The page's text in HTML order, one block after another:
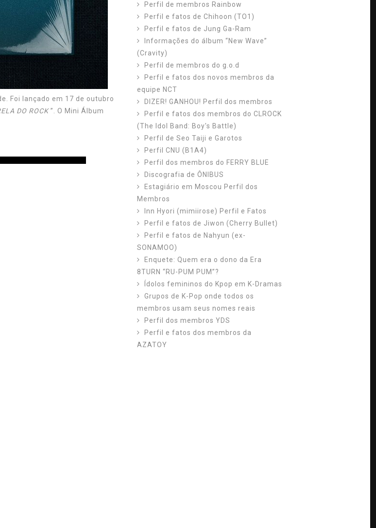
Foi lançado em 17 de outubro
DO ROCK”. O Mini Álbum
Perfil de membros Rainbow
Perfil e fatos de Chihoon (TO1)
Perfil e fatos de Jung Ga-Ram
Informações do álbum “New Wave”
(Cravity)
Perfil de membros do g.o.d
Perfil e fatos dos novos membros da
equipe NCT
DIZER! GANHOU! Perfil dos membros
Perfil e fatos dos membros do CLROCK
(The Idol Band: Boy's Battle)
Perfil de Seo Taiji e Garotos
Perfil CNU (B1A4)
Perfil dos membros do FERRY BLUE
Discografia de ÔNIBUS
Estagiário em Moscou Perfil dos
Membros
Inn Hyori (mimiirose) Perfil e Fatos
Perfil e fatos de Jiwon (Cherry Bullet)
Perfil e fatos de Nahyun (ex-
SONAMOO)
Enquete: Quem era o dono da Era
8TURN “RU-PUM PUM”?
Ídolos femininos do Kpop em K-Dramas
Grupos de K-Pop onde todos os
membros usam seus nomes reais
Perfil dos membros YDS
Perfil e fatos dos membros da
AZATOY